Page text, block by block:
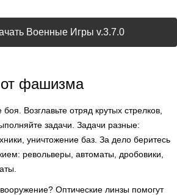
Военные Игры v.3.7.0
фашизма
Возглавьте отряд крутых стрелков,
задачи. Задачи разные:
уничтожение баз. За дело беритесь
револьверы, автоматы, дробовики,
Оптические линзы помогут